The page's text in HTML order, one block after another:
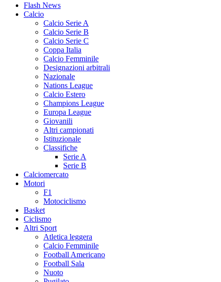
Flash News
Calcio
Calcio Serie A
Calcio Serie B
Calcio Serie C
Coppa Italia
Calcio Femminile
Designazioni arbitrali
Nazionale
Nations League
Calcio Estero
Champions League
Europa League
Giovanili
Altri campionati
Istituzionale
Classifiche
Serie A
Serie B
Calciomercato
Motori
F1
Motociclismo
Basket
Ciclismo
Altri Sport
Atletica leggera
Calcio Femminile
Football Americano
Football Sala
Nuoto